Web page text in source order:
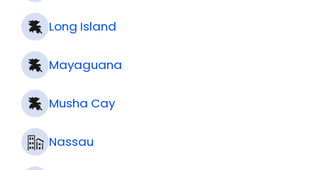
Long Island
Mayaguana
Musha Cay
Nassau